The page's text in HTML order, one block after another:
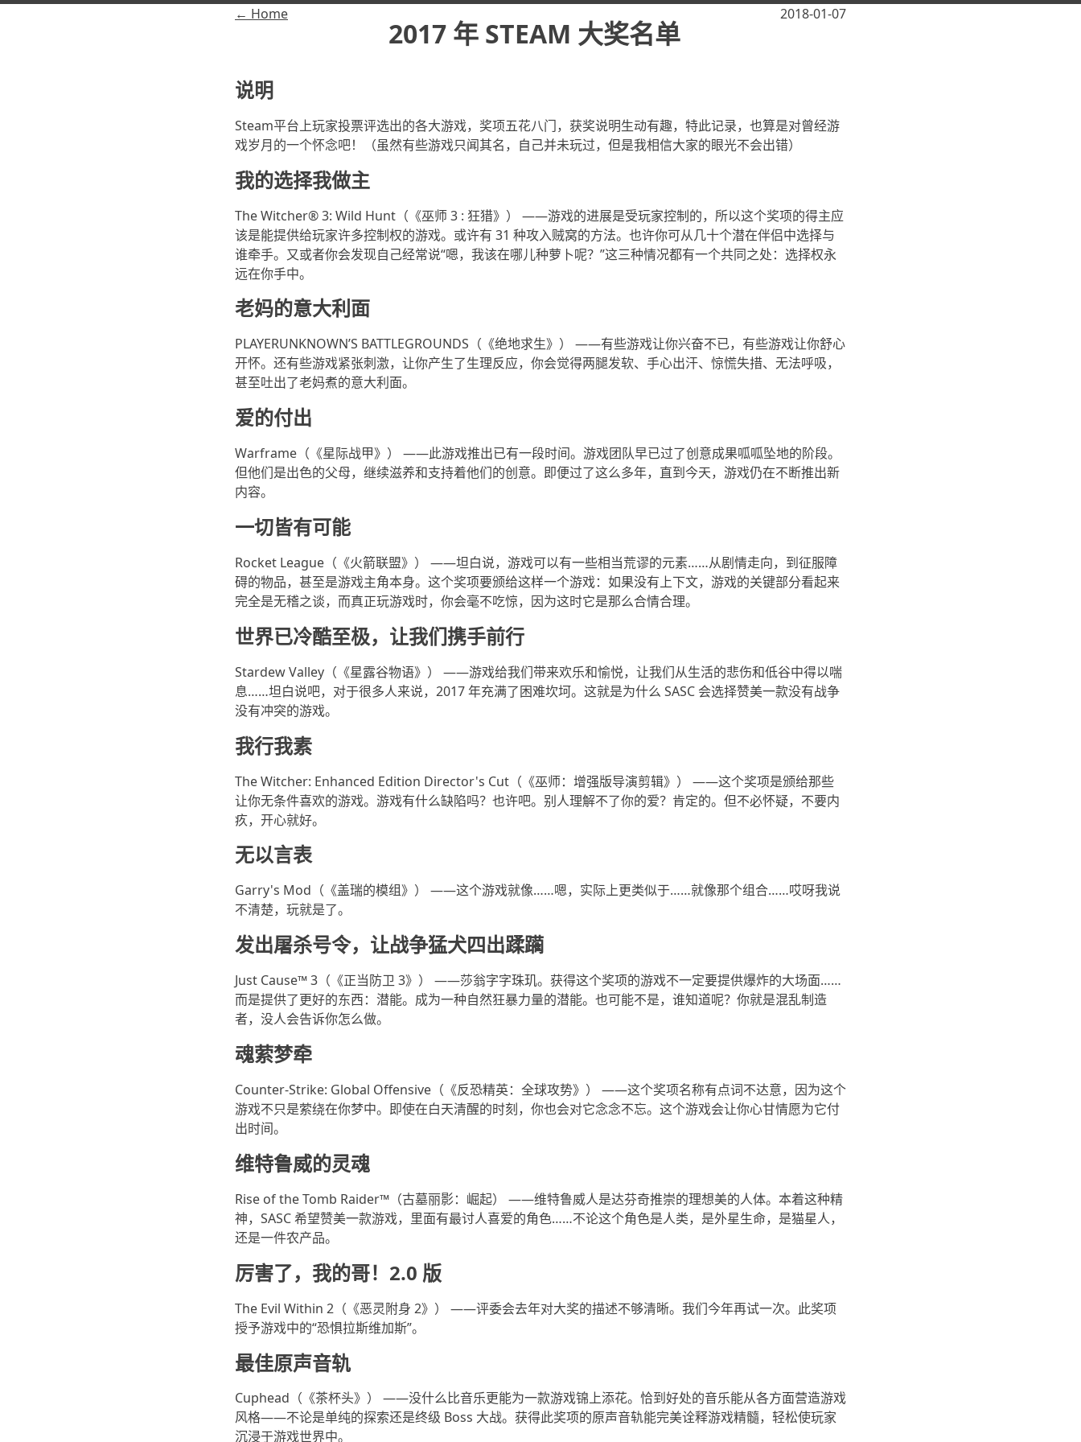
← Home
2017 年 STEAM 大奖名单
2018-01-07
说明
Steam平台上玩家投票评选出的各大游戏，奖项五花八门，获奖说明生动有趣，特此记录，也算是对曾经游
戏岁月的一个怀念吧！（虽然有些游戏只闻其名，自己并未玩过，但是我相信大家的眼光不会出错）
我的选择我做主
The Witcher® 3: Wild Hunt（《巫师 3 : 狂猎》） ——游戏的进展是受玩家控制的，所以这个奖项的得主应
该是能提供给玩家许多控制权的游戏。或许有 31 种攻入贼窝的方法。也许你可从几十个潜在伴侣中选择与
谁牵手。又或者你会发现自己经常说“嗯，我该在哪儿种萝卜呢？”这三种情况都有一个共同之处：选择权永
远在你手中。
老妈的意大利面
PLAYERUNKNOWN’S BATTLEGROUNDS（《绝地求生》） ——有些游戏让你兴奋不已，有些游戏让你舒心
开怀。还有些游戏紧张刺激，让你产生了生理反应，你会觉得两腿发软、手心出汗、惊慌失措、无法呼吸，
甚至吐出了老妈煮的意大利面。
爱的付出
Warframe（《星际战甲》） ——此游戏推出已有一段时间。游戏团队早已过了创意成果呱呱坠地的阶段。
但他们是出色的父母，继续滋养和支持着他们的创意。即便过了这么多年，直到今天，游戏仍在不断推出新
内容。
一切皆有可能
Rocket League（《火箭联盟》） ——坦白说，游戏可以有一些相当荒谬的元素……从剧情走向，到征服障
碍的物品，甚至是游戏主角本身。这个奖项要颁给这样一个游戏：如果没有上下文，游戏的关键部分看起来
完全是无稽之谈，而真正玩游戏时，你会毫不吃惊，因为这时它是那么合情合理。
世界已冷酷至极，让我们携手前行
Stardew Valley（《星露谷物语》） ——游戏给我们带来欢乐和愉悦，让我们从生活的悲伤和低谷中得以喘
息……坦白说吧，对于很多人来说，2017 年充满了困难坎坷。这就是为什么 SASC 会选择赞美一款没有战争
没有冲突的游戏。
我行我素
The Witcher: Enhanced Edition Director's Cut（《巫师：增强版导演剪辑》） ——这个奖项是颁给那些
让你无条件喜欢的游戏。游戏有什么缺陷吗？也许吧。别人理解不了你的爱？肯定的。但不必怀疑，不要内
疚，开心就好。
无以言表
Garry's Mod（《盖瑞的模组》） ——这个游戏就像……嗯，实际上更类似于……就像那个组合……哎呀我说
不清楚，玩就是了。
发出屠杀号令，让战争猛犬四出蹂躏
Just Cause™ 3（《正当防卫 3》） ——莎翁字字珠玑。获得这个奖项的游戏不一定要提供爆炸的大场面……
而是提供了更好的东西：潜能。成为一种自然狂暴力量的潜能。也可能不是，谁知道呢？你就是混乱制造
者，没人会告诉你怎么做。
魂萦梦牵
Counter-Strike: Global Offensive（《反恐精英：全球攻势》） ——这个奖项名称有点词不达意，因为这个
游戏不只是萦绕在你梦中。即使在白天清醒的时刻，你也会对它念念不忘。这个游戏会让你心甘情愿为它付
出时间。
维特鲁威的灵魂
Rise of the Tomb Raider™（古墓丽影：崛起） ——维特鲁威人是达芬奇推崇的理想美的人体。本着这种精
神，SASC 希望赞美一款游戏，里面有最讨人喜爱的角色……不论这个角色是人类，是外星生命，是猫星人，
还是一件农产品。
厉害了，我的哥！2.0 版
The Evil Within 2（《恶灵附身 2》） ——评委会去年对大奖的描述不够清晰。我们今年再试一次。此奖项
授予游戏中的“恐惧拉斯维加斯”。
最佳原声音轨
Cuphead（《茶杯头》） ——没什么比音乐更能为一款游戏锦上添花。恰到好处的音乐能从各方面营造游戏
风格——不论是单纯的探索还是终级 Boss 大战。获得此奖项的原声音轨能完美诠释游戏精髓，轻松使玩家
沉浸于游戏世界中。